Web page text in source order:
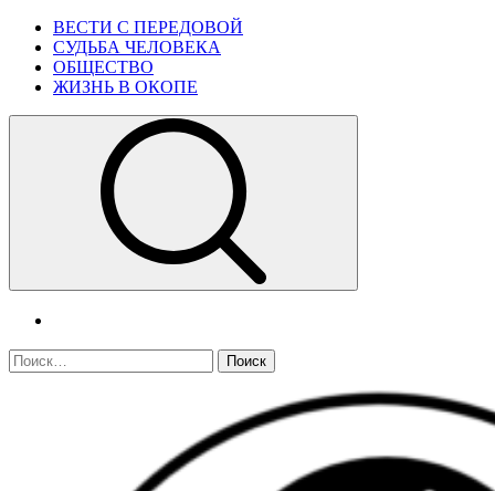
Skip
content
Primary
Menu
ВЕСТИ С ПЕРЕДОВОЙ
СУДЬБА ЧЕЛОВЕКА
ОБЩЕСТВО
ЖИЗНЬ В ОКОПЕ
Найти: